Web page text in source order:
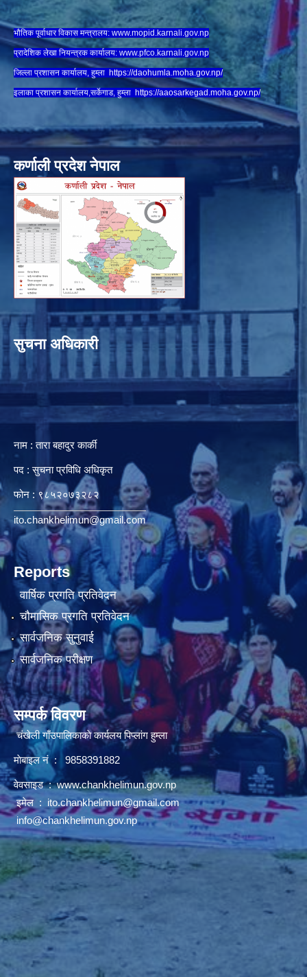
भौतिक पूर्वाधार विकास मन्त्रालय: www.mopid.karnali.gov.np
प्रादेशिक लेखा नियन्त्रक कार्यालय: www.pfco.karnali.gov.np
जिल्ला प्रशासन कार्यालय, हुम्ला https://daohumla.moha.gov.np/
इलाका प्रशासन कार्यालय,सर्केगाड, हुम्ला https://aaosarkegad.moha.gov.np/
कर्णाली प्रदेश नेपाल
सुचना अधिकारी
नाम : तारा बहादुर कार्की
पद : सुचना प्रविधि अधिकृत
फोन : ९८५२०७३२८२
ito.chankhelimun@gmail.com
Reports
वार्षिक प्रगति प्रतिवेदन
चौमासिक प्रगति प्रतिवेदन
सार्वजनिक सुनुवाई
सार्वजनिक परीक्षण
सम्पर्क विवरण
चंखेली गाँउपालिकाकाे कार्यलय पिप्लांग हुम्ला
माेबाइल नं : 9858391882
वेवसाइड :www.chankhelimun.gov.np
इमेल : ito.chankhelimun@gmail.com
info@chankhelimun.gov.np